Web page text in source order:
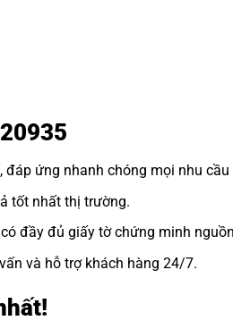
, đáp ứng nhanh chóng mọi nhu
tốt nhất thị trường.
đầy đủ giấy tờ chứng minh
và hỗ trợ khách hàng 24/7.